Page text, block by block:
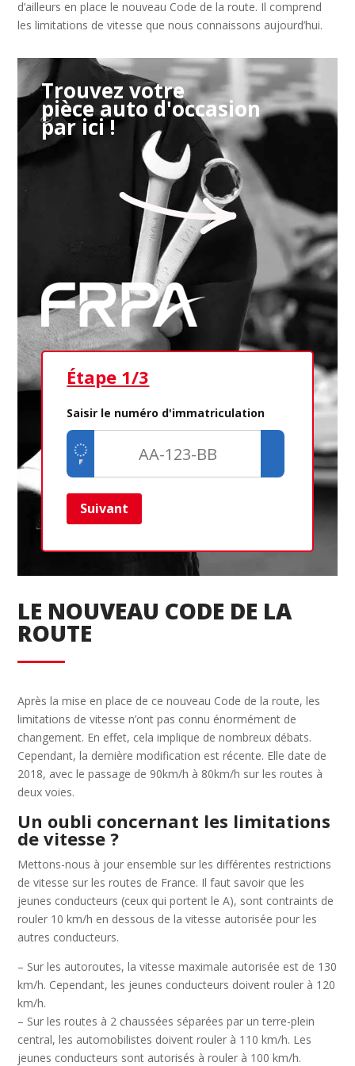
d’ailleurs en place le nouveau Code de la route. Il comprend
les limitations de vitesse que nous connaissons aujourd’hui.
Trouvez votre
pièce auto d'occasion
par ici !
Étape 1/3
Saisir le numéro d'immatriculation
Suivant
LE NOUVEAU CODE DE LA
ROUTE
Après la mise en place de ce nouveau Code de la route, les
limitations de vitesse n’ont pas connu énormément de
changement. En effet, cela implique de nombreux débats.
Cependant, la dernière modification est récente. Elle date de
2018, avec le passage de 90km/h à 80km/h sur les routes à
deux voies.
Un oubli concernant les limitations
de vitesse ?
Mettons-nous à jour ensemble sur les différentes restrictions
de vitesse sur les routes de France. Il faut savoir que les
jeunes conducteurs (ceux qui portent le A), sont contraints de
rouler 10 km/h en dessous de la vitesse autorisée pour les
autres conducteurs.
– Sur les autoroutes, la vitesse maximale autorisée est de 130
km/h. Cependant, les jeunes conducteurs doivent rouler à 120
km/h.
– Sur les routes à 2 chaussées séparées par un terre-plein
central, les automobilistes doivent rouler à 110 km/h. Les
jeunes conducteurs sont autorisés à rouler à 100 km/h.